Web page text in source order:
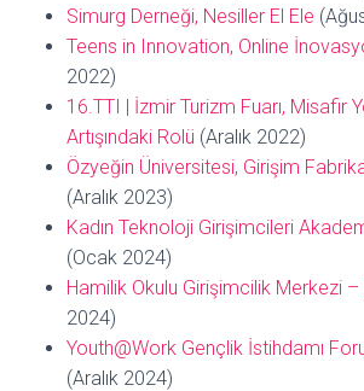
Simurg Derneği, Nesiller El Ele
Teens in Innovation, Online
2022)
16.TTI | İzmir Turizm Fuarı, Misafir
Artışındaki Rolü (Aralık 2022)
Özyeğin Üniversitesi, Girişim
(Aralık 2023)
Kadın Teknoloji Girişimcileri
(Ocak 2024)
Hamilik Okulu Girişimcilik Merkezi
2024)
Youth@Work Gençlik İstihdamı
(Aralık 2024)